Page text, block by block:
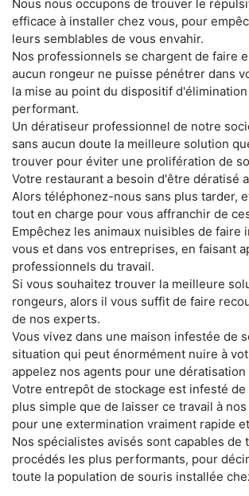
Nous nous occupons de trouver le
efficace à installer chez vous, pour
leurs semblables de vous envahir.
Nos professionnels se chargent de faire
aucun rongeur ne puisse pénétrer dans
la mise au point du dispositif
performant.
Un dératiseur professionnel de notre
sans aucun doute la meilleure solution
trouver pour éviter une prolifération de
Votre restaurant a besoin d'être dératisé
Alors téléphonez-nous sans plus tarder,
tout en charge pour vous affranchir de
Empêchez les animaux nuisibles de faire
vous et dans vos entreprises, en faisant
professionnels du travail.
Si vous souhaitez trouver la meilleure
rongeurs, alors il vous suffit de faire
de nos experts.
Vous vivez dans une maison infestée de
situation qui peut énormément nuire à
appelez nos agents pour une
Votre entrepôt de stockage est infesté de
plus simple que de laisser ce travail à
pour une extermination vraiment rapide
Nos spécialistes avisés sont capables de
procédés les plus performants, pour
toute la population de souris installée